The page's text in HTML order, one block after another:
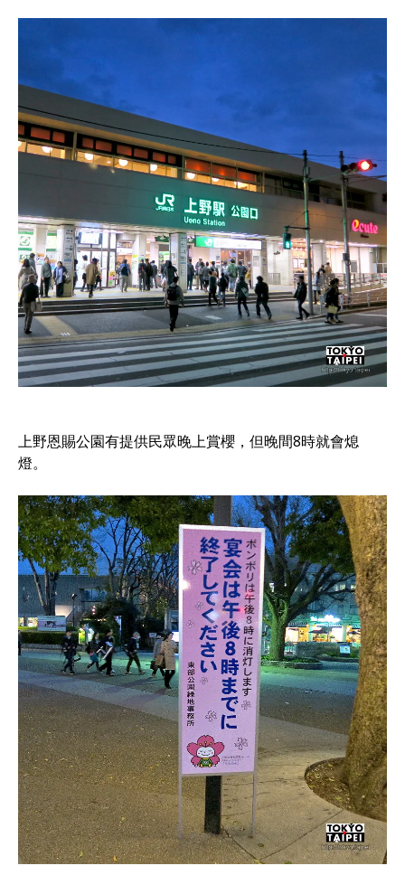
上野恩賜公園有提供民眾晚上賞櫻，但晚間8時就會熄
燈。